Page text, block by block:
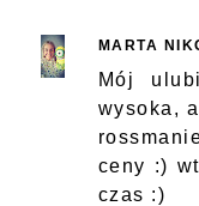
MARTA
Mój
wysoka,
ceny :)
czas :)